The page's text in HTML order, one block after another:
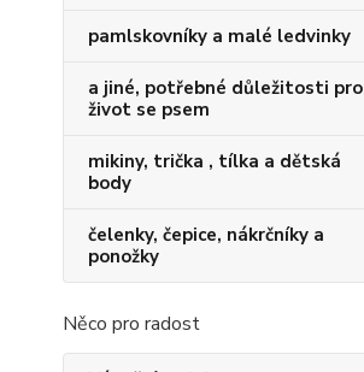
pamlskovníky a malé ledvinky
a jiné, potřebné důležitosti pro
život se psem
mikiny, trička , tílka a dětská
body
čelenky, čepice, nákrčníky a
ponožky
Něco pro radost